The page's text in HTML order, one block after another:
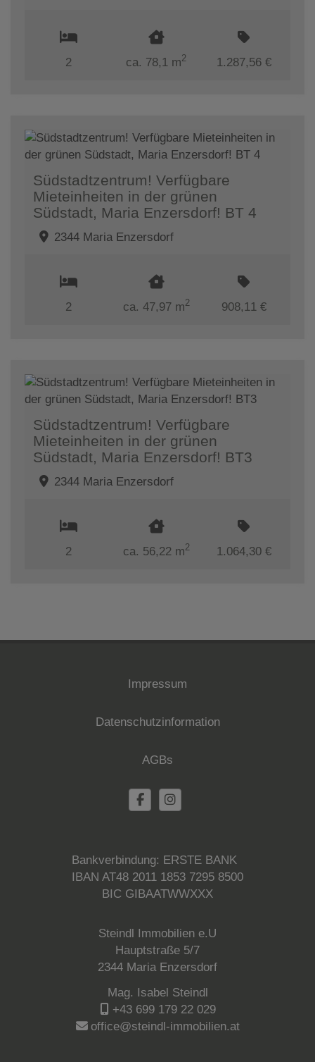
2 ca. 78,1 m2 1.287,56 €
Südstadtzentrum! Verfügbare
Mieteinheiten in der grünen
Südstadt, Maria Enzersdorf! BT 4
2344 Maria Enzersdorf
2 ca. 47,97 m2 908,11 €
Südstadtzentrum! Verfügbare
Mieteinheiten in der grünen
Südstadt, Maria Enzersdorf! BT3
2344 Maria Enzersdorf
2 ca. 56,22 m2 1.064,30 €
Impressum
Datenschutzinformation
AGBs
Bankverbindung: ERSTE BANK
IBAN AT48 2011 1853 7295 8500
BIC GIBAATWWXXX
Steindl Immobilien e.U
Hauptstraße 5/7
2344 Maria Enzersdorf
Mag. Isabel Steindl
+43 699 179 22 029
office@steindl-immobilien.at